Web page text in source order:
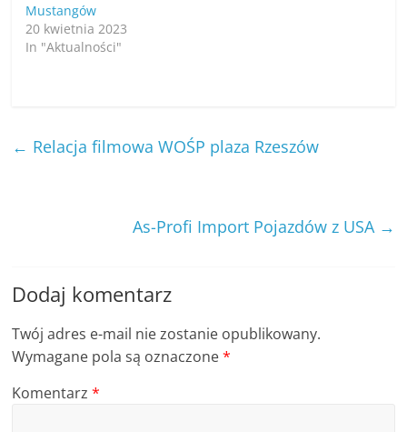
e
w
w
n
i
n
d
o
w
Mustangów
20 kwietnia 2023
In "Aktualności"
← Relacja filmowa WOŚP plaza Rzeszów
As-Profi Import Pojazdów z USA →
Dodaj komentarz
Twój adres e-mail nie zostanie opublikowany.
Wymagane pola są oznaczone*
Komentarz*